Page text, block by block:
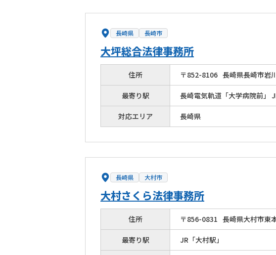
長崎県 長崎市
大坪総合法律事務所
住所 〒852-8106 長崎県長崎市岩
最寄り駅 長崎電気軌道「大学病院前」
対応エリア 長崎県
長崎県 大村市
大村さくら法律事務所
住所 〒856-0831 長崎県大村市東
最寄り駅 JR「大村駅」